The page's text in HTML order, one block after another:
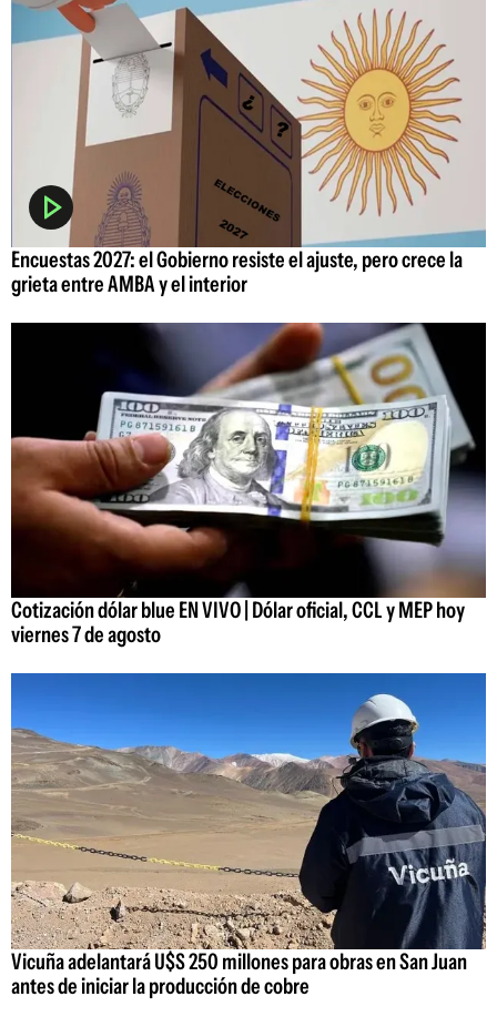
Encuestas 2027: el Gobierno resiste el ajuste, pero crece la
grieta entre AMBA y el interior
Cotización dólar blue EN VIVO | Dólar oficial, CCL y MEP hoy
viernes 7 de agosto
Vicuña adelantará U$S 250 millones para obras en San Juan
antes de iniciar la producción de cobre